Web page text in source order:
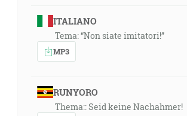
ITALIANO
Tema: “Non siate imitatori!”
MP3
RUNYORO
Thema:: Seid keine Nachahmer!